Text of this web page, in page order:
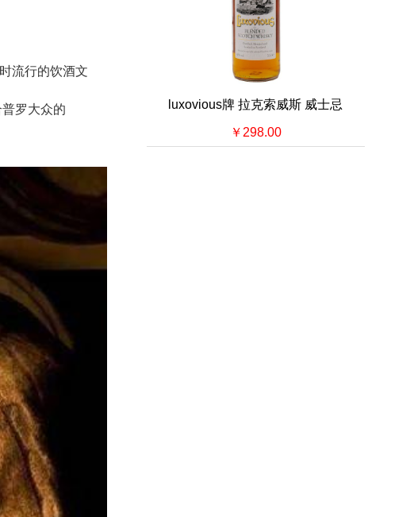
流行的饮酒文
罗大众的 luxovious牌 拉克索威斯 威士忌
￥298.00